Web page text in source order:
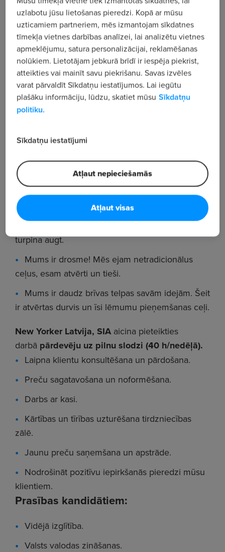
vairāk nekā 25 000 darbinieki – "NEW YORKER"
apvieno ģimenes uzņēmuma vienkāršo hierarhiju
ar liela koncerna starptautiskumu, tādējādi radot
unikālu darba vidi. Vienkāršu un godīgu.
ESI "NEW YORKER".
Esi tāds, kāds esi! Katrs cilvēks ir atšķirīgs, un tieši
tas ir labi. Mēs lepojamies ar mūsu darbinieku
ieguldījumu, lai "NEW YORKER" būtu tur, kur mēs
esam šodien. Jo tieši viņi ir tie, kas mūs padara tik
veiksmīgus.
KĀPĒC "NEW YORKER"?
Mums ir panākumi! "NEW YORKER" ir ļoti
veiksmīgs ģimenes uzņēmums, kas nepārtraukti
turpina augt.
Mums ir drosme! Mēs ejam netradicionālus
ceļus, esam atvērti un tieši.
Mums ir daudz brīvas telpas savām idejām. Šeit
ir atvērtas durvis un īsi lēmumu pieņemšanas ceļi.
New Yorker Latvija, SIA aicina pieteikties
darbā pārdevēju uz pilnu slodzi (40 h/nedēļā).
Laipna klientu konsultēšana un pārdošana.
Preču sagatavošana un noformēšana.
Darbs ar kasi.
Kārtības un tīrības uzturēšana tirdzniecības
zālē.
Jaunu preču saņemšana un apstrāde.
Nodrošināt pozitīvu iepirkšanās pieredzi mūsu
klientiem.
Prasības kandidātiem:
Vidējā izglītība.
Valsts valodas zināšanas.
uzlabotu jūsu lietošanas pieredzi. Kopā ar mūsu
uzticamiem partneriem, mēs izmantojam sīkdatnes
tīmekļa vietnes darbības analīzei, lai analizētu vietnes
apmeklējumu, satura personalizācijai, reklamēšanas
nolūkiem. Lietotājam jebkurā brīdī ir iespēja piekrist,
atteikties vai mainīt savu piekrišanu. Savas izvēles
varat pārvaldīt Sīkdatņu iestatījumos. Lai iegūtu
plašāku informāciju, lūdzu, skatiet mūsu Sīkdatņu
politiku.
Sīkdatņu iestatījumi
Atļaut nepieciešamās
Atļaut visas